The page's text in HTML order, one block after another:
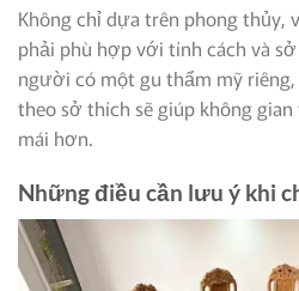
Không chỉ dựa trên phong thủy,
phải phù hợp với tính cách và
người có một gu thẩm mỹ riêng,
theo sở thích sẽ giúp không
mái hơn.
Những điều cần lưu ý khi